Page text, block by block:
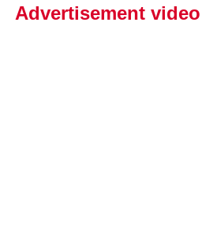
Advertisement video